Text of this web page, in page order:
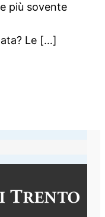
più sovente
Le […]